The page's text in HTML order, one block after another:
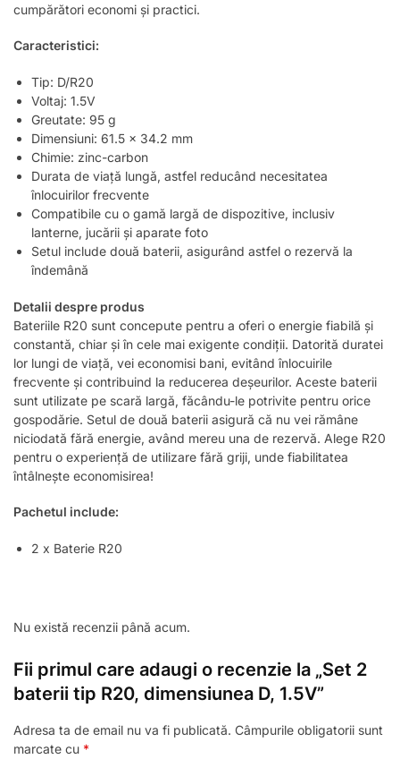
cumpărători economi și practici.
Caracteristici:
Tip: D/R20
Voltaj: 1.5V
Greutate: 95 g
Dimensiuni: 61.5 x 34.2 mm
Chimie: zinc-carbon
Durata de viață lungă, astfel reducând necesitatea
înlocuirilor frecvente
Compatibile cu o gamă largă de dispozitive, inclusiv
lanterne, jucării și aparate foto
Setul include două baterii, asigurând astfel o rezervă la
îndemână
Detalii despre produs
Bateriile R20 sunt concepute pentru a oferi o energie fiabilă și
constantă, chiar și în cele mai exigente condiții. Datorită duratei
lor lungi de viață, vei economisi bani, evitând înlocuirile
frecvente și contribuind la reducerea deșeurilor. Aceste baterii
sunt utilizate pe scară largă, făcându-le potrivite pentru orice
gospodărie. Setul de două baterii asigură că nu vei rămâne
niciodată fără energie, având mereu una de rezervă. Alege R20
pentru o experiență de utilizare fără griji, unde fiabilitatea
întâlnește economisirea!
Pachetul include:
2 x Baterie R20
Nu există recenzii până acum.
Fii primul care adaugi o recenzie la „Set 2
baterii tip R20, dimensiunea D, 1.5V”
Adresa ta de email nu va fi publicată. Câmpurile obligatorii sunt
marcate cu *